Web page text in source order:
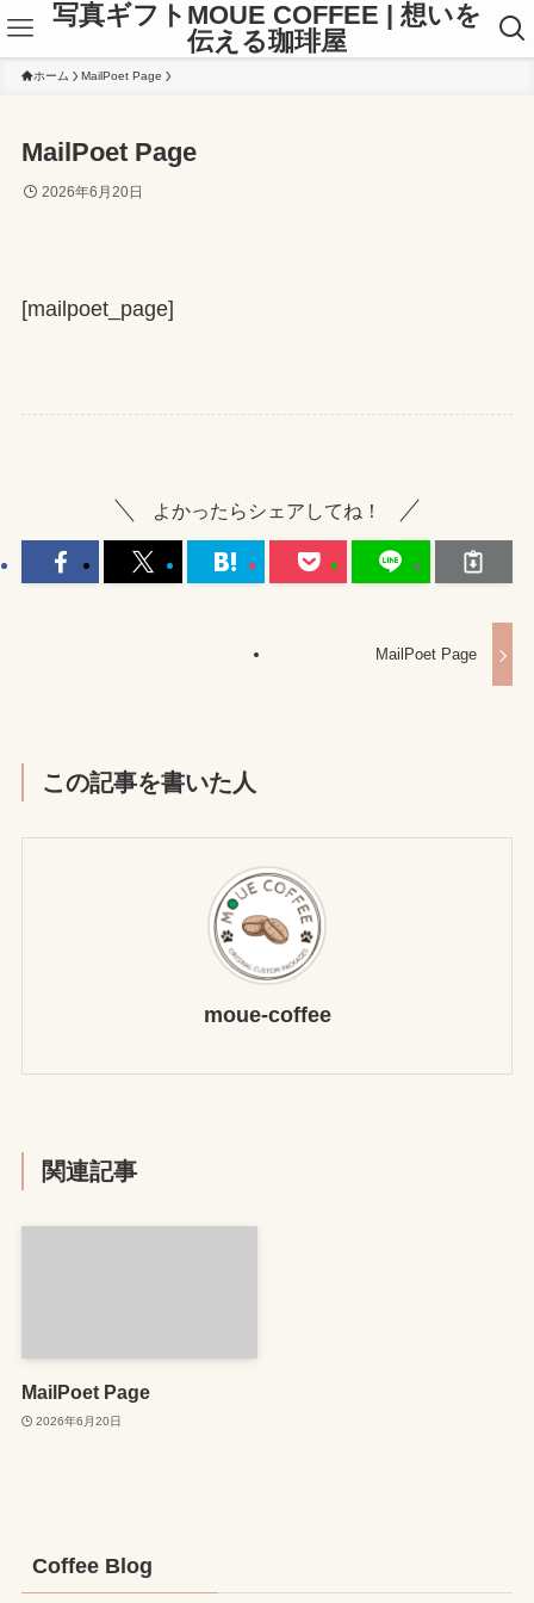
写真ギフトMOUE COFFEE | 想いを
伝える珈琲屋
ホーム MailPoet Page
MailPoet Page
2026年6月20日
[mailpoet_page]
よかったらシェアしてね！
MailPoet Page
この記事を書いた人
moue-coffee
関連記事
MailPoet Page
2026年6月20日
Coffee Blog